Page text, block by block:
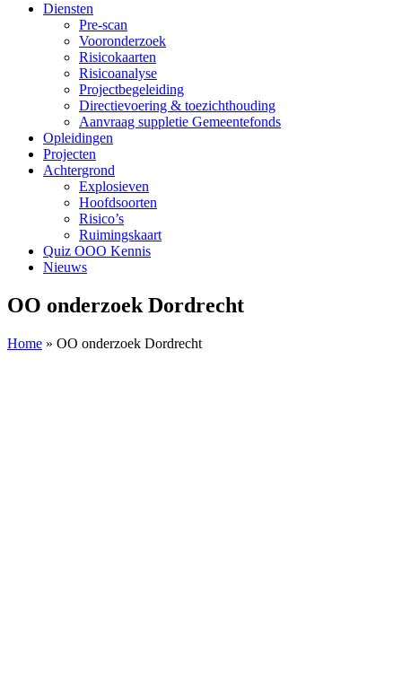
Diensten
Pre-scan
Vooronderzoek
Risicokaarten
Risicoanalyse
Projectbegeleiding
Directievoering & toezichthouding
Aanvraag suppletie Gemeentefonds
Opleidingen
Projecten
Achtergrond
Explosieven
Hoofdsoorten
Risico’s
Ruimingskaart
Quiz OOO Kennis
Nieuws
OO onderzoek Dordrecht
Home » OO onderzoek Dordrecht